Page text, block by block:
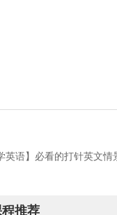
英语】必看的打针英文情
推荐